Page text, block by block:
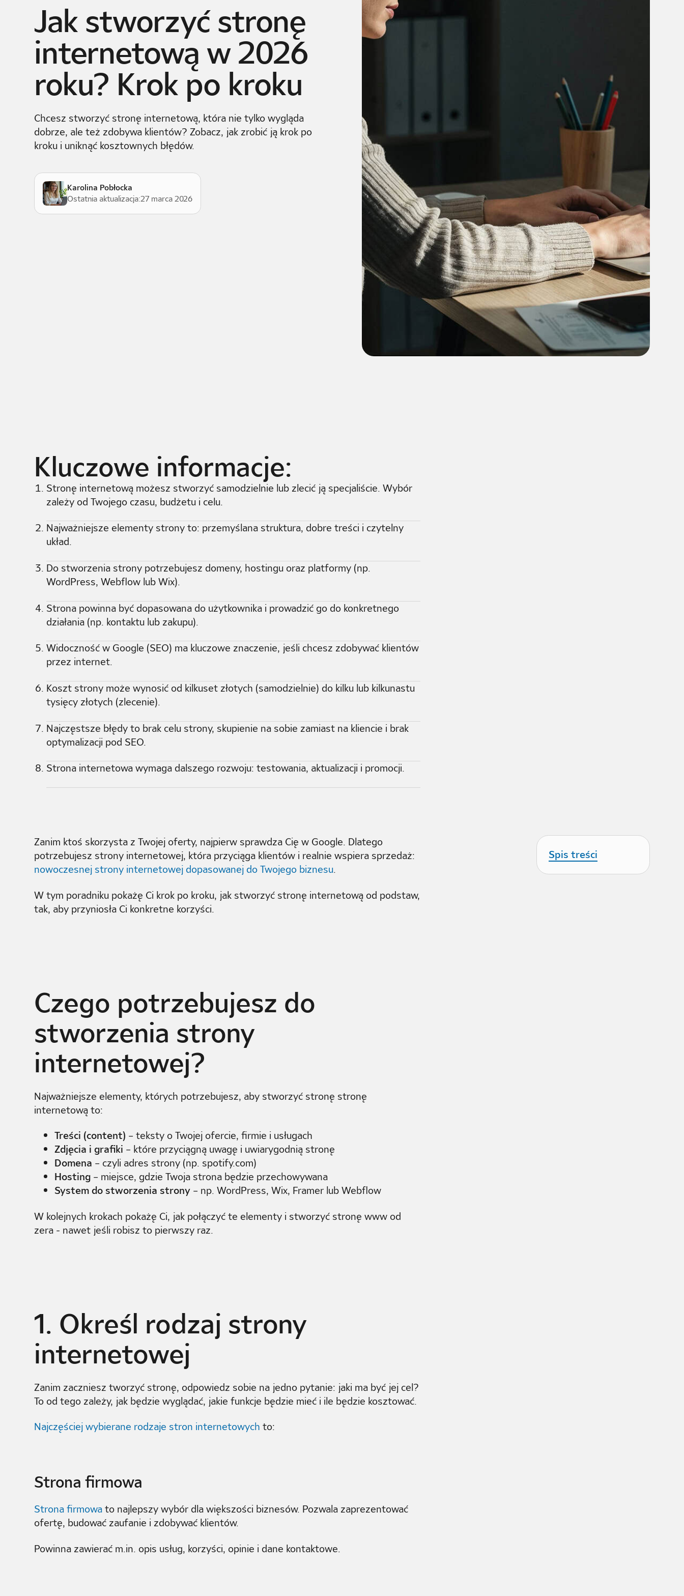
Jak stworzyć stronę
internetową w 2026
roku? Krok po kroku
Chcesz stworzyć stronę internetową, która nie tylko wygląda
dobrze, ale też zdobywa klientów? Zobacz, jak zrobić ją krok po
kroku i uniknąć kosztownych błędów.
Karolina Pobłocka
Ostatnia aktualizacja:27 marca 2026
Kluczowe informacje:
Stronę internetową możesz stworzyć samodzielnie lub zlecić ją specjaliście. Wybór
zależy od Twojego czasu, budżetu i celu.
Najważniejsze elementy strony to: przemyślana struktura, dobre treści i czytelny
układ.
Do stworzenia strony potrzebujesz domeny, hostingu oraz platformy (np.
WordPress, Webflow lub Wix).
Strona powinna być dopasowana do użytkownika i prowadzić go do konkretnego
działania (np. kontaktu lub zakupu).
Widoczność w Google (SEO) ma kluczowe znaczenie, jeśli chcesz zdobywać klientów
przez internet.
Koszt strony może wynosić od kilkuset złotych (samodzielnie) do kilku lub kilkunastu
tysięcy złotych (zlecenie).
Najczęstsze błędy to brak celu strony, skupienie na sobie zamiast na kliencie i brak
optymalizacji pod SEO.
Strona internetowa wymaga dalszego rozwoju: testowania, aktualizacji i promocji.
Zanim ktoś skorzysta z Twojej oferty, najpierw sprawdza Cię w Google. Dlatego
potrzebujesz strony internetowej, która przyciąga klientów i realnie wspiera sprzedaż:
nowoczesnej strony internetowej dopasowanej do Twojego biznesu.
W tym poradniku pokażę Ci krok po kroku, jak stworzyć stronę internetową od podstaw,
tak, aby przyniosła Ci konkretne korzyści.
Czego potrzebujesz do
stworzenia strony
internetowej?
Najważniejsze elementy, których potrzebujesz, aby stworzyć stronę stronę
internetową to:
Treści (content) – teksty o Twojej ofercie, firmie i usługach
Zdjęcia i grafiki – które przyciągną uwagę i uwiarygodnią stronę
Domena – czyli adres strony (np. spotify.com)
Hosting– miejsce, gdzie Twoja strona będzie przechowywana
System do stworzenia strony– np. WordPress, Wix, Framer lub Webflow
W kolejnych krokach pokażę Ci, jak połączyć te elementy i stworzyć stronę www od
zera - nawet jeśli robisz to pierwszy raz.
1. Określ rodzaj strony
internetowej
Zanim zaczniesz tworzyć stronę, odpowiedz sobie na jedno pytanie: jaki ma być jej cel?
To od tego zależy, jak będzie wyglądać, jakie funkcje będzie mieć i ile będzie kosztować.
Najczęściej wybierane rodzaje stron internetowych to:
Strona firmowa
Strona firmowato najlepszy wybór dla większości biznesów. Pozwala zaprezentować
ofertę, budować zaufanie i zdobywać klientów.
Powinna zawierać m.in. opis usług, korzyści, opinie i dane kontaktowe.
Spis treści